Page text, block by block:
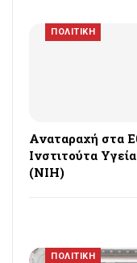
ΠΟΛΙΤΙΚΗ
Αναταραχή στα
Ινστιτούτα
(NIH)
ΠΟΛΙΤΙΚΗ